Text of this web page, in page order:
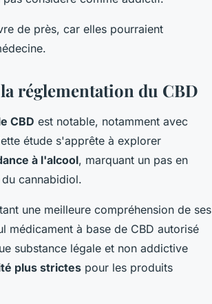
de près, car elles pourraient
réglementation du CBD
CBD est notable, notamment avec
étude s'apprête à explorer
à l'alcool, marquant un pas en
cannabidiol.
une meilleure compréhension de ses
médicament à base de CBD autorisé
substance légale et non addictive
plus strictes pour les produits